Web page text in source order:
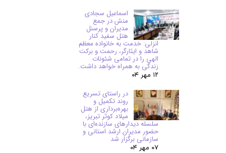
اسماعیل سجادی
منش در جمع
مدیران و پرسنل
هتل سفید کنار
انزلی: خدمت به خانواده معظم
شاهد و ایثارگر، رحمت و برکت
الهی را در تمامی شئونات
زندگی به همراه خواهد داشت.
۱۲ مهر ۰۴
در راستای تسریع
روند تکمیل و
بهره‌برداری از هتل
میلاد کوثر تبریز،
سلسله دیدارهای سازنده‌ای با
حضور مدیران ارشد استانی و
سازمانی برگزار شد
۰۷ مهر ۰۴